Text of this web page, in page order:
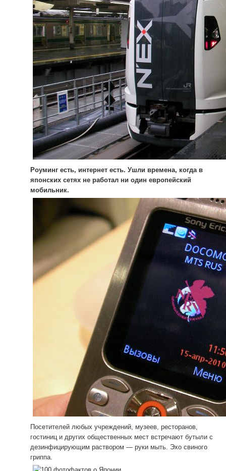
Роуминг есть, интернет есть. Ушли времена, когда в
японских сетях не работал ни один европейский
мобильник.
Посетителей любых учреждений, музеев, ресторанов,
гостиниц и других общественных мест встречают бутыли с
дезинфицирующим раствором — руки мыть. Эхо свиного
гриппа.